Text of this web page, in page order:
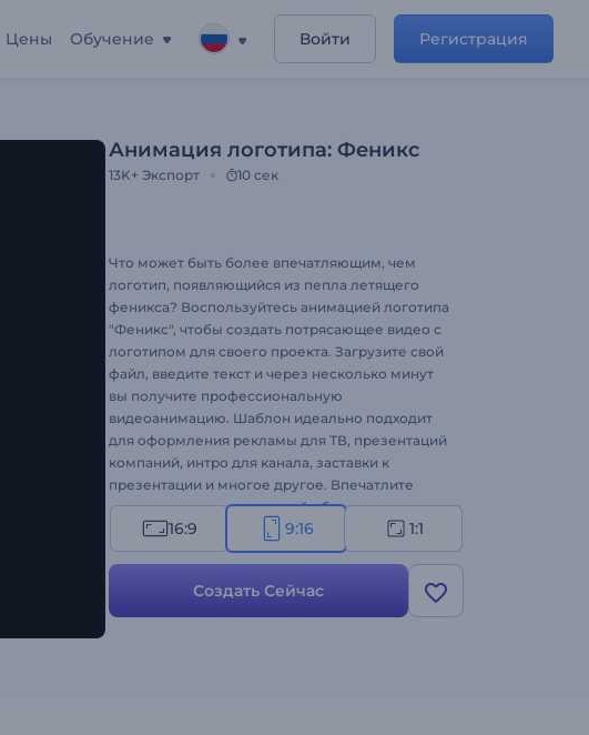
Цены Обучение Войти Регистрация
Анимация логотипа: Феникс
13K+ Экспорт 10 сек
Что может быть более впечатляющим, чем
логотип, появляющийся из пепла летящего
феникса? Воспользуйтесь анимацией логотипа
"Феникс", чтобы создать потрясающее видео с
логотипом для своего проекта. Загрузите свой
файл, введите текст и через несколько минут
вы получите профессиональную
видеоанимацию. Шаблон идеально подходит
для оформления рекламы для ТВ, презентаций
компаний, интро для канала, заставки к
презентации и многое другое. Впечатлите
аудиторию, создав сильный образ для своего
бренда или проекта с помощью этой
эффектной анимации. Создайте свое видео
сегодня же!
16:9 9:16 1:1
Создать Сейчас